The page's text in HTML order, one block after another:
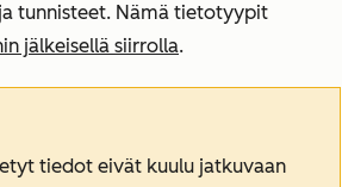
tunnisteet. Nämä tietotyypit
jälkeisellä siirrolla.
tiedot eivät kuulu jatkuvaan